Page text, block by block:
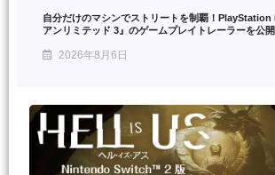
自分だけのマシンでストリートを制覇！PlayStation
アンリミテッド 3』のゲームプレイトレーラーを公開
2026年8月6日